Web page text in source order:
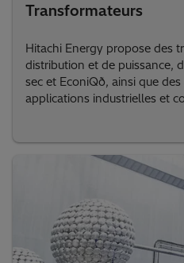
Transformateurs
Hitachi Energy propose des
distribution et de puissance,
sec et EconiQð, ainsi que
applications industrielles et